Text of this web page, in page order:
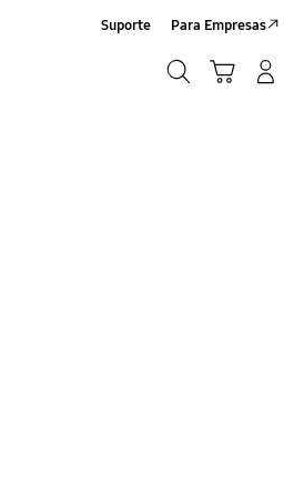
Suporte Para Empresas